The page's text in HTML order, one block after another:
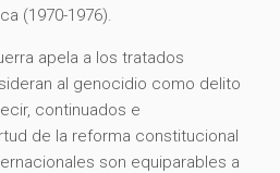
(1970-1976).
apela a los tratados
al genocidio como delito
continuados e
de la reforma constitucional
son equiparables a